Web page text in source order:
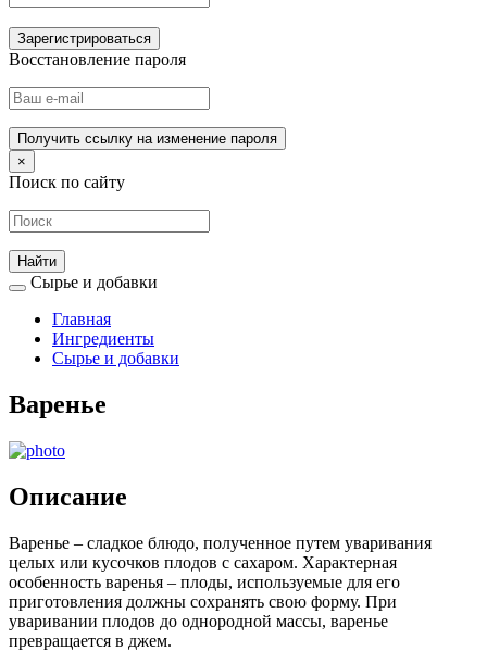
Зарегистрироваться
Восстановление пароля
Получить ссылку на изменение пароля
×
Поиск по сайту
Сырье и добавки
Главная
Ингредиенты
Сырье и добавки
Варенье
Описание
Варенье – сладкое блюдо, полученное путем уваривания
целых или кусочков плодов с сахаром. Характерная
особенность варенья – плоды, используемые для его
приготовления должны сохранять свою форму. При
уваривании плодов до однородной массы, варенье
превращается в джем.